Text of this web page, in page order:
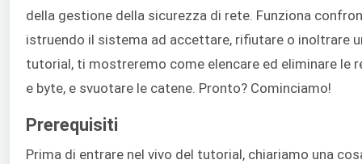
della gestione della sicurezza di rete. Funziona
istruendo il sistema ad accettare, rifiutare o inoltrare
tutorial, ti mostreremo come elencare ed eliminare le
e byte, e svuotare le catene. Pronto? Cominciamo!
Prerequisiti
Prima di entrare nel vivo del tutorial, chiariamo una